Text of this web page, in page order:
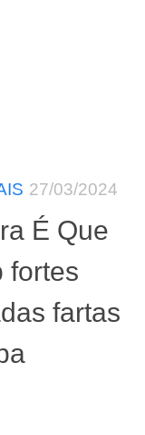
27/03/2024
É Que
fortes
fartas